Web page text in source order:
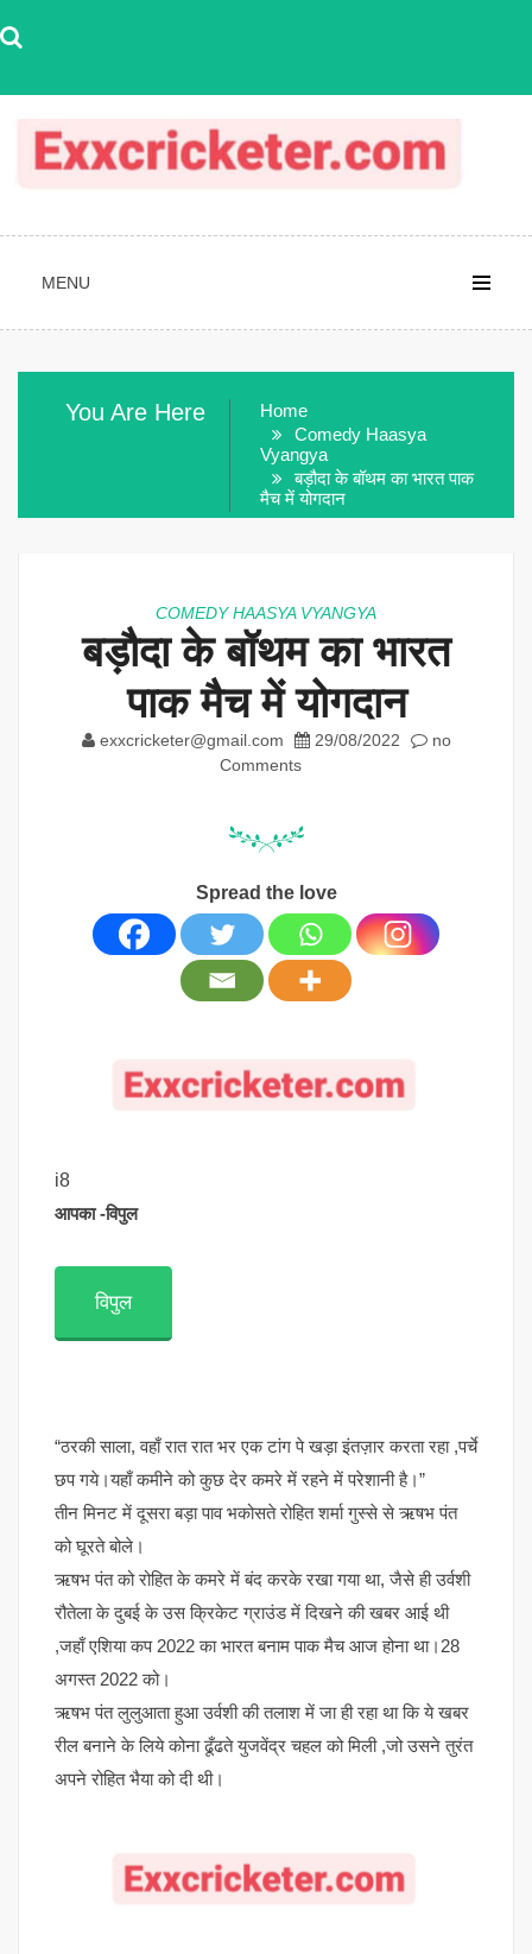
to
MENU
You Are Here
Home
Comedy Haasya
Vyangya
बड़ौदा के बॉथम का भारत पाक
मैच में योगदान
COMEDY HAASYA VYANGYA
बड़ौदा के बॉथम का भारत
पाक मैच में योगदान
exxcricketer@gmail.com 29/08/2022
no
Comments
Spread the love
i8
आपका -विपुल
विपुल
“ठरकी साला, वहाँ रात रात भर एक टांग पे खड़ा इंतज़ार करता रहा ,पर्चे
छप गये।यहाँ कमीने को कुछ देर कमरे में रहने में परेशानी है।”
तीन मिनट में दूसरा बड़ा पाव भकोसते रोहित शर्मा गुस्से से ऋषभ पंत
को घूरते बोले।
ऋषभ पंत को रोहित के कमरे में बंद करके रखा गया था, जैसे ही उर्वशी
रौतेला के दुबई के उस क्रिकेट ग्राउंड में दिखने की खबर आई थी
,जहाँ एशिया कप 2022 का भारत बनाम पाक मैच आज होना था।28
अगस्त 2022 को।
ऋषभ पंत लुलुआता हुआ उर्वशी की तलाश में जा ही रहा था कि ये खबर
रील बनाने के लिये कोना ढूँढते युजवेंद्र चहल को मिली ,जो उसने तुरंत
अपने रोहित भैया को दी थी।